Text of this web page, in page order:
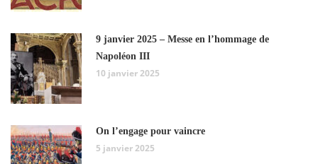
9 janvier 2025 – Messe en l’hommage de
Napoléon III
10 janvier 2025
On l’engage pour vaincre
5 janvier 2025